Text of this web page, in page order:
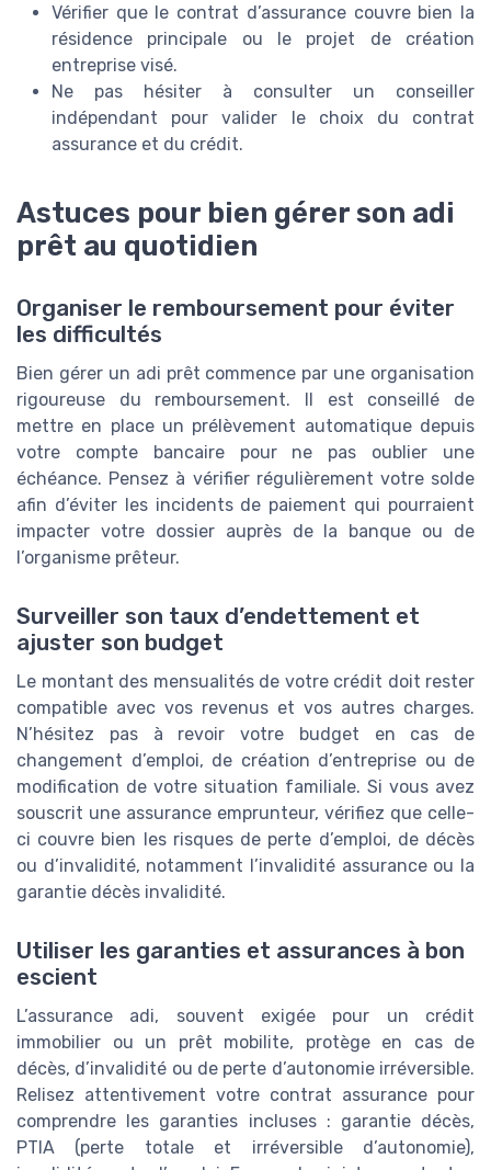
Vérifier que le contrat d’assurance couvre bien la
résidence principale ou le projet de création
entreprise visé.
Ne pas hésiter à consulter un conseiller
indépendant pour valider le choix du contrat
assurance et du crédit.
Astuces pour bien gérer son adi
prêt au quotidien
Organiser le remboursement pour éviter
les difficultés
Bien gérer un adi prêt commence par une organisation
rigoureuse du remboursement. Il est conseillé de
mettre en place un prélèvement automatique depuis
votre compte bancaire pour ne pas oublier une
échéance. Pensez à vérifier régulièrement votre solde
afin d’éviter les incidents de paiement qui pourraient
impacter votre dossier auprès de la banque ou de
l’organisme prêteur.
Surveiller son taux d’endettement et
ajuster son budget
Le montant des mensualités de votre crédit doit rester
compatible avec vos revenus et vos autres charges.
N’hésitez pas à revoir votre budget en cas de
changement d’emploi, de création d’entreprise ou de
modification de votre situation familiale. Si vous avez
souscrit une assurance emprunteur, vérifiez que celle-
ci couvre bien les risques de perte d’emploi, de décès
ou d’invalidité, notamment l’invalidité assurance ou la
garantie décès invalidité.
Utiliser les garanties et assurances à bon
escient
L’assurance adi, souvent exigée pour un crédit
immobilier ou un prêt mobilite, protège en cas de
décès, d’invalidité ou de perte d’autonomie irréversible.
Relisez attentivement votre contrat assurance pour
comprendre les garanties incluses : garantie décès,
PTIA (perte totale et irréversible d’autonomie),